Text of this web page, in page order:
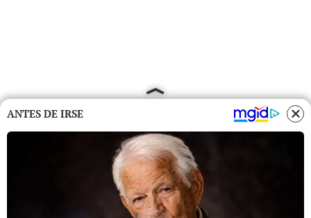
ANTES DE IRSE